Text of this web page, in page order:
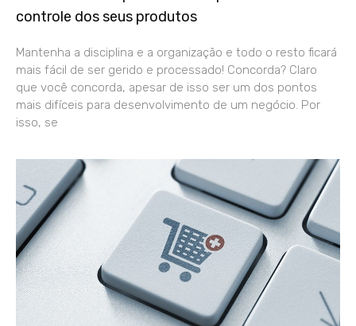
controle dos seus produtos
Mantenha a disciplina e a organização e todo o resto ficará
mais fácil de ser gerido e processado! Concorda? Claro
que você concorda, apesar de isso ser um dos pontos
mais difíceis para desenvolvimento de um negócio. Por
isso, se